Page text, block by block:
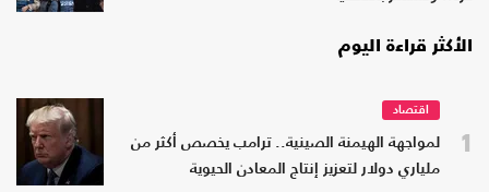
الأكثر قراءة اليوم
1
اقتصاد
لمواجهة الهيمنة الصينية.. ترامب يخصص أكثر من
ملياري دولار لتعزيز إنتاج المعادن الحيوية